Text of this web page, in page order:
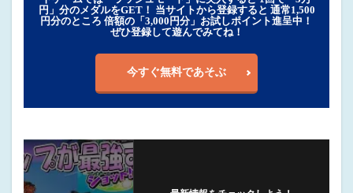
円」分のメダルをGET！ 当サイトから登録すると 通常1,500
円分のところ 倍額の「3,000円分」お試しポイント進呈中！
ぜひ登録して遊んでみてね！
今すぐ無料であそぶ